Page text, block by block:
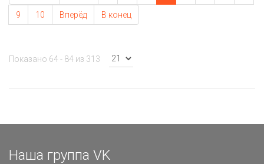
9 10 Вперёд В конец
Показано 64 - 84 из 313
Наша группа VK